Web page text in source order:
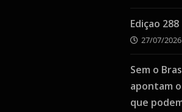
Ediçao 288
27/07/2026
Sem o
apontam
que